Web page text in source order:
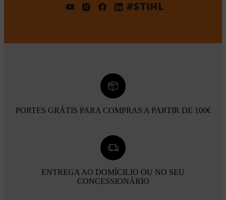
#STIHL
PORTES GRÁTIS PARA COMPRAS A PARTIR DE 100€
ENTREGA AO DOMÍCILIO OU NO SEU
CONCESSIONÁRIO